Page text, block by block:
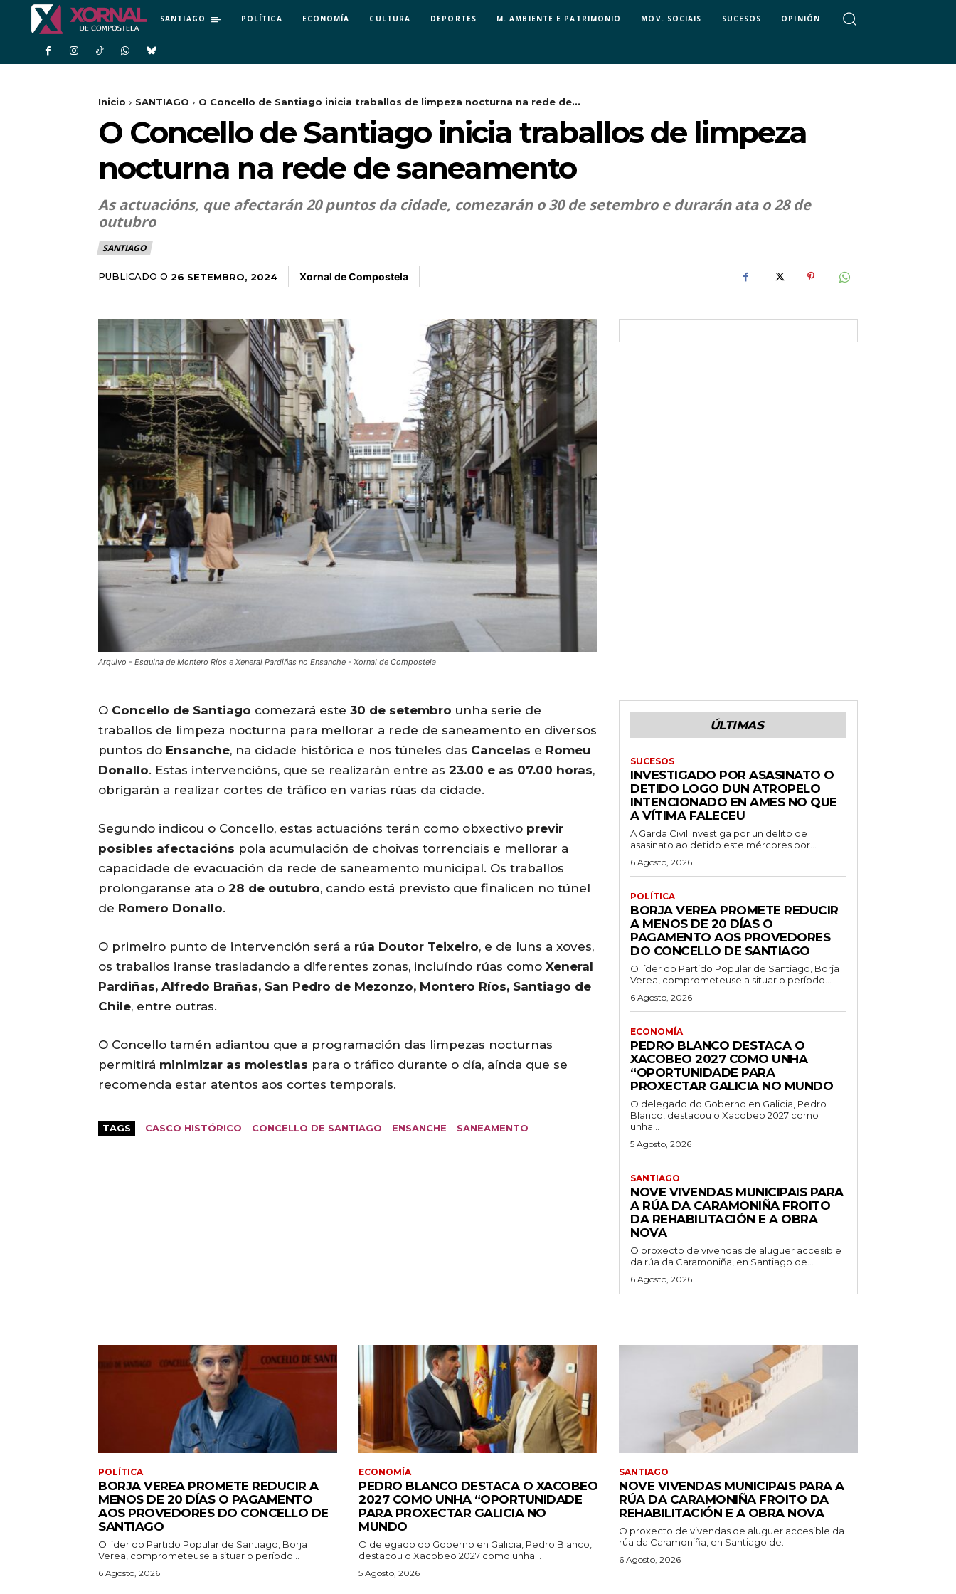
SANTIAGO POLÍTICA ECONOMÍA CULTURA DEPORTES M. AMBIENTE E PATRIMONIO MOV. SOCIAIS SUCESOS OPINIÓN
Inicio SANTIAGO O Concello de Santiago inicia traballos de limpeza nocturna na rede de...
O Concello de Santiago inicia traballos de limpeza
nocturna na rede de saneamento
As actuacións, que afectarán 20 puntos da cidade, comezarán o 30 de setembro e durarán ata o 28 de
outubro
SANTIAGO
PUBLICADO O 26 SETEMBRO, 2024 Xornal de Compostela
Arquivo - Esquina de Montero Ríos e Xeneral Pardiñas no Ensanche - Xornal de Compostela
O Concello de Santiago comezará este 30 de setembro unha serie de
traballos de limpeza nocturna para mellorar a rede de saneamento en diversos
puntos do Ensanche, na cidade histórica e nos túneles das Cancelas e Romeu
Donallo. Estas intervencións, que se realizarán entre as 23.00 e as 07.00 horas,
obrigarán a realizar cortes de tráfico en varias rúas da cidade.
Segundo indicou o Concello, estas actuacións terán como obxectivo previr
posibles afectacións pola acumulación de choivas torrenciais e mellorar a
capacidade de evacuación da rede de saneamento municipal. Os traballos
prolongaranse ata o 28 de outubro, cando está previsto que finalicen no túnel
de Romero Donallo.
O primeiro punto de intervención será a rúa Doutor Teixeiro, e de luns a xoves,
os traballos iranse trasladando a diferentes zonas, incluíndo rúas como Xeneral
Pardiñas, Alfredo Brañas, San Pedro de Mezonzo, Montero Ríos, Santiago de
Chile, entre outras.
O Concello tamén adiantou que a programación das limpezas nocturnas
permitirá minimizar as molestias para o tráfico durante o día, aínda que se
recomenda estar atentos aos cortes temporais.
TAGS CASCO HISTÓRICO CONCELLO DE SANTIAGO ENSANCHE SANEAMENTO
ÚLTIMAS
SUCESOS
INVESTIGADO POR ASASINATO O
DETIDO LOGO DUN ATROPELO
INTENCIONADO EN AMES NO QUE
A VÍTIMA FALECEU
A Garda Civil investiga por un delito de
asasinato ao detido este mércores por...
6 Agosto, 2026
POLÍTICA
BORJA VEREA PROMETE REDUCIR
A MENOS DE 20 DÍAS O
PAGAMENTO AOS PROVEDORES
DO CONCELLO DE SANTIAGO
O líder do Partido Popular de Santiago, Borja
Verea, comprometeuse a situar o período...
6 Agosto, 2026
ECONOMÍA
PEDRO BLANCO DESTACA O
XACOBEO 2027 COMO UNHA
“OPORTUNIDADE PARA
PROXECTAR GALICIA NO MUNDO
O delegado do Goberno en Galicia, Pedro
Blanco, destacou o Xacobeo 2027 como
unha...
5 Agosto, 2026
SANTIAGO
NOVE VIVENDAS MUNICIPAIS PARA
A RÚA DA CARAMONIÑA FROITO
DA REHABILITACIÓN E A OBRA
NOVA
O proxecto de vivendas de aluguer accesible
da rúa da Caramoniña, en Santiago de...
6 Agosto, 2026
POLÍTICA
BORJA VEREA PROMETE REDUCIR A
MENOS DE 20 DÍAS O PAGAMENTO
AOS PROVEDORES DO CONCELLO DE
SANTIAGO
O líder do Partido Popular de Santiago, Borja
Verea, comprometeuse a situar o período...
6 Agosto, 2026
ECONOMÍA
PEDRO BLANCO DESTACA O XACOBEO
2027 COMO UNHA “OPORTUNIDADE
PARA PROXECTAR GALICIA NO
MUNDO
O delegado do Goberno en Galicia, Pedro Blanco,
destacou o Xacobeo 2027 como unha...
5 Agosto, 2026
SANTIAGO
NOVE VIVENDAS MUNICIPAIS PARA A
RÚA DA CARAMONIÑA FROITO DA
REHABILITACIÓN E A OBRA NOVA
O proxecto de vivendas de aluguer accesible da
rúa da Caramoniña, en Santiago de...
6 Agosto, 2026